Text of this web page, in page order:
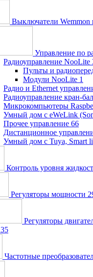
Выключатели Wemmon
Управление по
Радиоуправление NooLite
Пульты и
Модули NooLite 1
Радио и Ethernet
Радиоуправление кран-
Микрокомпьютеры
Умный дом c eWeLink
Прочее управление 66
Дистанционное
Умный дом с Tuya, Smart
Контроль уровня
Регуляторы мощности
Регуляторы
35
Частотные